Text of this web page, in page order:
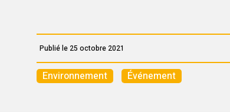
Publié le 25 octobre 2021
Environnement Événement